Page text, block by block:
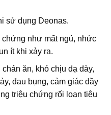
sử dụng Deonas.
như mất ngủ, nhức
ít khi xảy ra.
ăn, khó chịu dạ dày,
đau bụng, cảm giác đầy
triệu chứng rối loạn tiêu